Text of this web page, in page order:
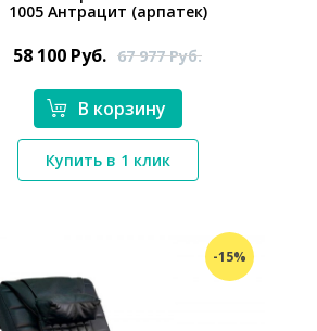
*}
1005 Антрацит (арпатек)
58 100 Руб. 67 977Руб.
В корзину
Купить в 1 клик
-15%